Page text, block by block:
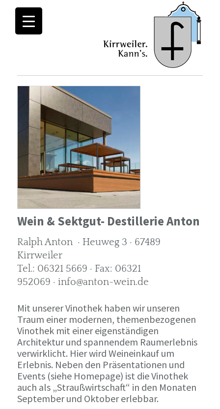
Wein & Sektgut- Destillerie Anton
Ralph Anton · Heuweg 3 · 67489
Kirrweiler
Tel.: 06321 5669 · Fax: 06321
952069 · info@anton-wein.de
Mit unserer Vinothek haben wir unseren
Traum einer modernen, themenbezogenen
Vinothek mit einer eigenständigen
Architektur und spannendem Raumerlebnis
verwirklicht. Hier wird Weineinkauf um
Erlebnis. Neben den Präsentationen und
Events (siehe Homepage) ist die Vinothek
auch als „Straußwirtschaft“ in den Monaten
September und Oktober erlebbar.